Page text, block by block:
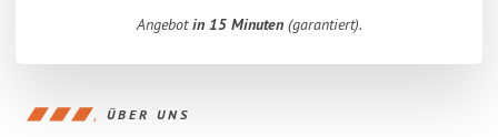
Angebotin 15 Minuten(garantiert).
ÜBER UNS